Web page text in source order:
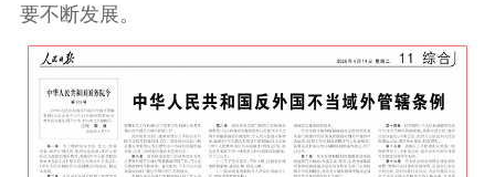
红色资源保护利
用
新闻出版
要不断发展。